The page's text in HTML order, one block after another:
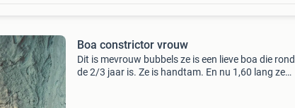
Boa constrictor vrouw
Dit is mevrouw bubbels ze is een lieve boa die rond
de 2/3 jaar is. Ze is handtam. En nu 1,60 lang ze